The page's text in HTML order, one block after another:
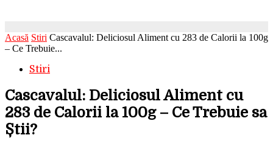
Acasă Stiri Cascavalul: Deliciosul Aliment cu 283 de Calorii la 100g
– Ce Trebuie...
Stiri
Cascavalul: Deliciosul Aliment cu
283 de Calorii la 100g – Ce Trebuie sa
Știi?